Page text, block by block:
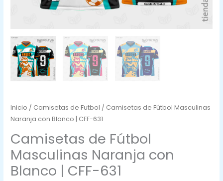
Inicio / Camisetas de Futbol / Camisetas de Fútbol Masculinas
Naranja con Blanco | CFF-631
Camisetas de Fútbol
Masculinas Naranja con
Blanco | CFF-631